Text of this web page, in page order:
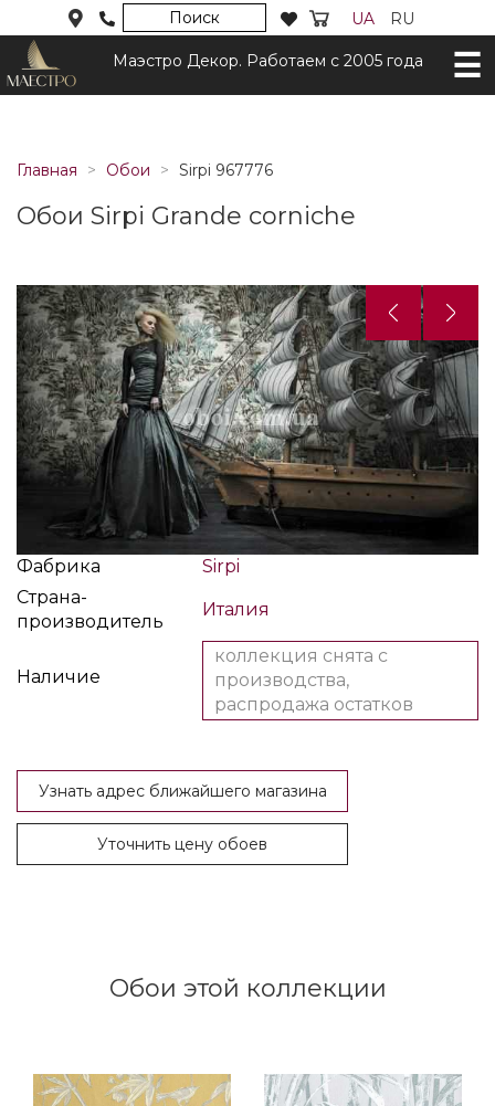
Поиск UA RU
Маэстро Декор. Работаем с 2005 года
Главная Обои Sirpi 967776
Обои Sirpi Grande corniche
Назад
Фабрика
Sirpi
Страна-
производитель
Италия
Наличие
коллекция снята с
производства,
распродажа остатков
Узнать адрес ближайшего магазина
Уточнить цену обоев
Обои этой коллекции